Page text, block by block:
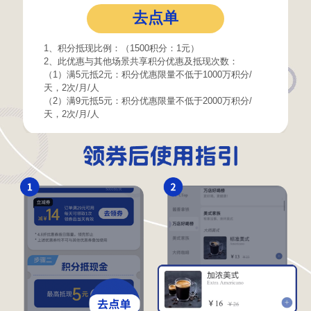
去点单
1、积分抵现比例：（1500积分：1元）
2、此优惠与其他场景共享积分优惠及抵现次数：
（1）满5元抵2元：积分优惠限量不低于1000万积分/
天，2次/月/人
（2）满9元抵5元：积分优惠限量不低于2000万积分/
天，2次/月/人